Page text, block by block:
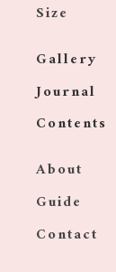
Size
Gallery
Journal
Contents
About
Guide
Contact